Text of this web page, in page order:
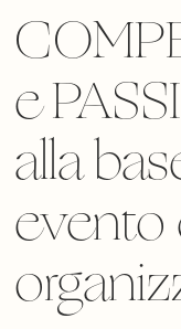
e
alla